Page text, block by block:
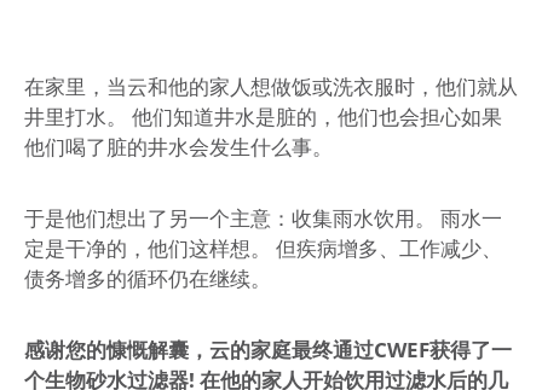
在家里，当云和他的家人想做饭或洗衣服时，他们就从
井里打水。 他们知道井水是脏的，他们也会担心如果
他们喝了脏的井水会发生什么事。
于是他们想出了另一个主意：收集雨水饮用。 雨水一
定是干净的，他们这样想。 但疾病增多、工作减少、
债务增多的循环仍在继续。
感谢您的慷慨解囊，云的家庭最终通过CWEF获得了一
个生物砂水过滤器! 在他的家人开始饮用过滤水后的几